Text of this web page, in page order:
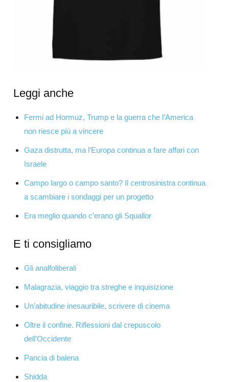
Leggi anche
Fermi ad Hormuz, Trump e la guerra che l’America
non riesce più a vincere
Gaza distrutta, ma l’Europa continua a fare affari con
Israele
Campo largo o campo santo? Il centrosinistra continua
a scambiare i sondaggi per un progetto
Era meglio quando c’erano gli Squallor
E ti consigliamo
Gli analfoliberali
Malagrazia, viaggio tra streghe e inquisizione
Un’abitudine inesauribile, scrivere di cinema
Oltre il confine. Riflessioni dal crepuscolo
dell’Occidente
Pancia di balena
Shidda